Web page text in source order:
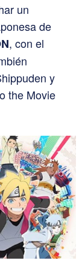
un
de
, con el
y
the Movie